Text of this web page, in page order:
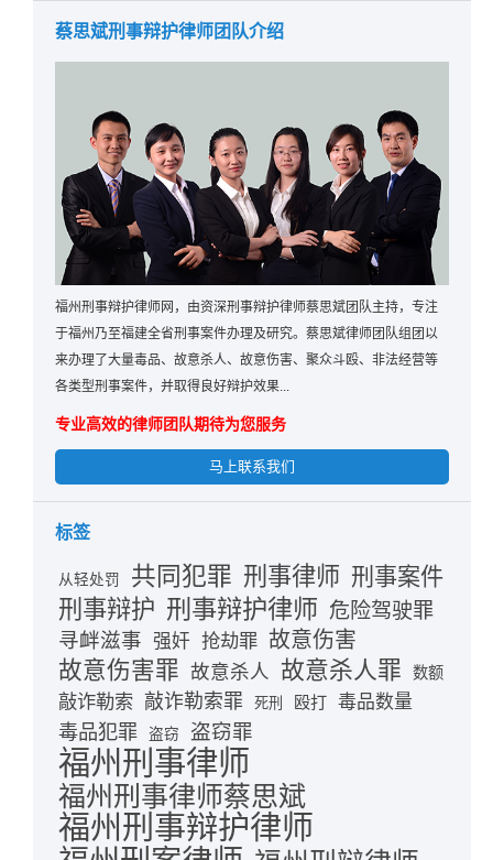
蔡思斌刑事辩护律师团队介绍
福州刑事辩护律师网，由资深刑事辩护律师蔡思斌团队主持，专注
于福州乃至福建全省刑事案件办理及研究。蔡思斌律师团队组团以
来办理了大量毒品、故意杀人、故意伤害、聚众斗殴、非法经营等
各类型刑事案件，并取得良好辩护效果...
专业高效的律师团队期待为您服务
马上联系我们
标签
从轻处罚 共同犯罪 刑事律师 刑事案件
刑事辩护 刑事辩护律师 危险驾驶罪
寻衅滋事
强奸 抢劫罪 故意伤害
故意伤害罪 故意杀人 故意杀人罪 数额
敲诈勒索 敲诈勒索罪 死刑 殴打 毒品数量
毒品犯罪 盗窃 盗窃罪
福州刑事律师
福州刑事律师蔡思斌
福州刑事辩护律师